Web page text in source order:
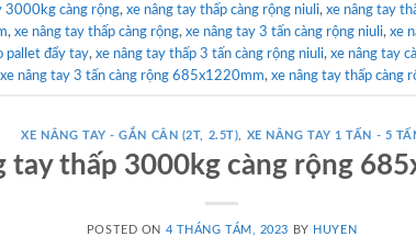
3000kg càng rộng, xe nâng tay thấp càng rộng niuli, xe nâng tay
, xe nâng tay thấp càng rộng, xe nâng tay 3 tấn càng rộng niuli, xe
pallet đẩy tay, xe nâng tay thấp 3 tấn càng rộng niuli, xe nâng tay
xe nâng tay 3 tấn càng rộng 685x1220mm, xe nâng tay thấp càng
XE NÂNG TAY - GẮN CÂN (2T, 2.5T), XE NÂNG TAY 1 TẤN - 5
tay thấp 3000kg càng rộng
POSTED ON 4 THÁNG TÁM, 2023 BY HUYEN